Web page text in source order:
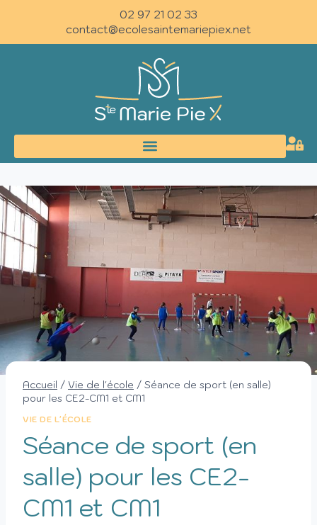
02 97 21 02 33
contact@ecolesaintemariepiex.net
Accueil / Vie de l'école / Séance de sport (en salle)
pour les CE2-CM1 et CM1
VIE DE L'ÉCOLE
Séance de sport (en
salle) pour les CE2-
CM1 et CM1